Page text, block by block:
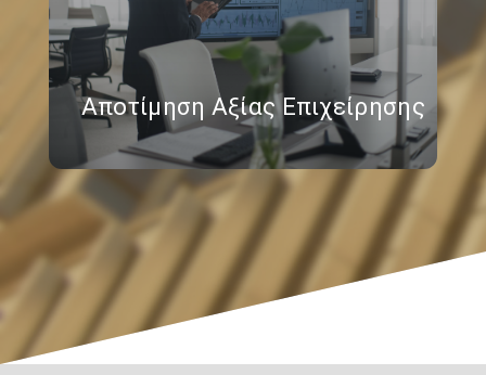
Αποτίμηση Αξίας Επιχείρησης